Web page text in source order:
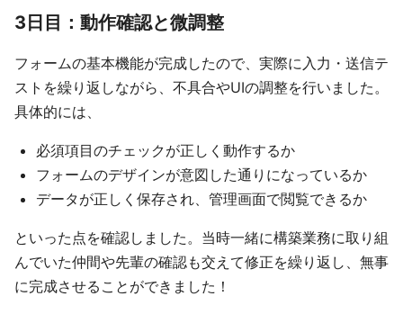
3日目：動作確認と微調整
フォームの基本機能が完成したので、実際に入力・送信テ
ストを繰り返しながら、不具合やUIの調整を行いました。
具体的には、
必須項目のチェックが正しく動作するか
フォームのデザインが意図した通りになっているか
データが正しく保存され、管理画面で閲覧できるか
といった点を確認しました。当時一緒に構築業務に取り組
んでいた仲間や先輩の確認も交えて修正を繰り返し、無事
に完成させることができました！